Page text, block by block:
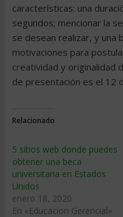
características: una
segundos; mencionar la
se desean realizar, y una
motivaciones para
creatividad y originalidad
de presentación es el 12
Relacionado
5 sitios web donde puedes
obtener una beca
universitaria en Estados
Unidos
enero 18, 2020
En «Educacion Gerencial»